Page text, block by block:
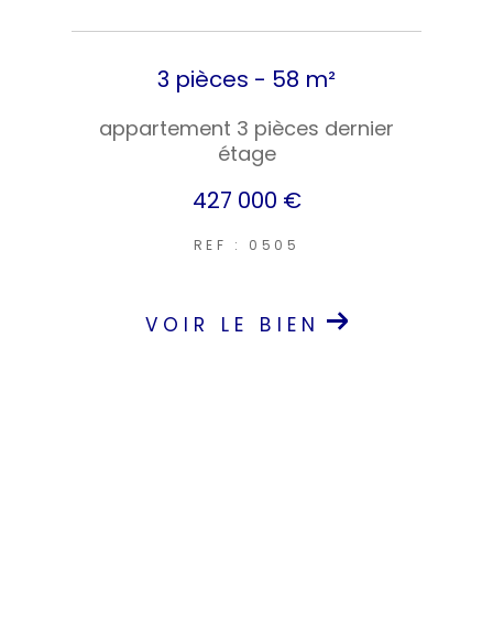
3 pièces - 58 m²
appartement 3 pièces dernier
étage
427 000 €
REF : 0505
VOIR LE BIEN